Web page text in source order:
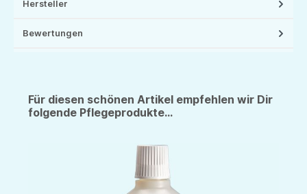
Hersteller
Bewertungen
Für diesen schönen Artikel empfehlen wir Dir
folgende Pflegeprodukte...